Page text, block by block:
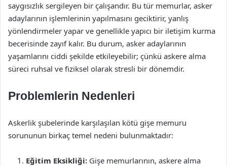
saygısızlık sergileyen bir çalışandır. Bu tür memurlar, asker
adaylarının işlemlerinin yapılmasını geciktirir, yanlış
yönlendirmeler yapar ve genellikle yapıcı bir iletişim kurma
becerisinde zayıf kalır. Bu durum, asker adaylarının
yaşamlarını ciddi şekilde etkileyebilir; çünkü askere alma
süreci ruhsal ve fiziksel olarak stresli bir dönemdir.
Problemlerin Nedenleri
Askerlik şubelerinde karşılaşılan kötü gişe memuru
sorununun birkaç temel nedeni bulunmaktadır:
Eğitim Eksikliği: Gişe memurlarının, askere alma